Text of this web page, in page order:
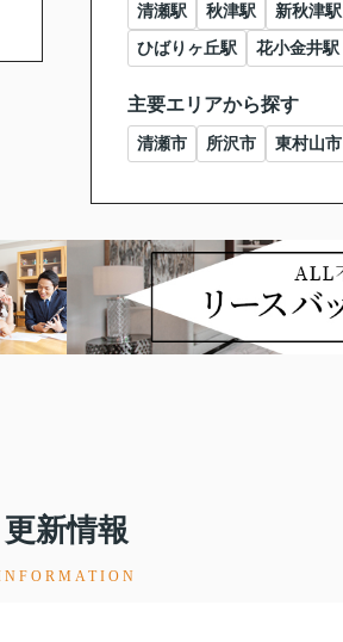
清瀬駅 秋津駅 新秋津駅
ひばりヶ丘駅 花小金井駅
主要エリアから探す
清瀬市 所沢市 東村山市
更新情報